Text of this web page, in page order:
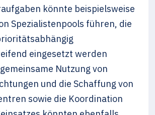
könnte beispielsweise
Spezialistenpools führen, die
eingesetzt werden
Nutzung von
und die Schaffung von
sowie die Koordination